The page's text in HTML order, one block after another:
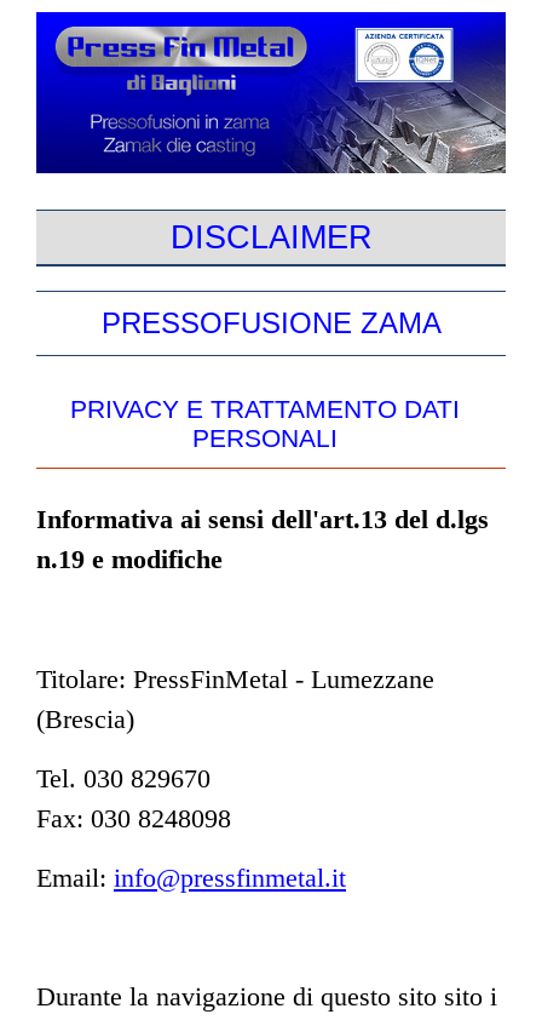
DISCLAIMER
PRESSOFUSIONE ZAMA
PRIVACY E TRATTAMENTO DATI
PERSONALI
Informativa ai sensi dell'art.13 del d.lgs
n.19 e modifiche
Titolare: PressFinMetal - Lumezzane
(Brescia)
Tel. 030 829670
Fax: 030 8248098
Email: info@pressfinmetal.it
Durante la navigazione di questo sito sito i